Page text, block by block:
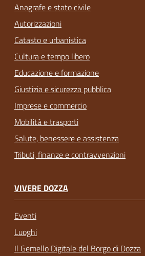
Anagrafe e stato civile
Autorizzazioni
Catasto e urbanistica
Cultura e tempo libero
Educazione e formazione
Giustizia e sicurezza pubblica
Imprese e commercio
Mobilità e trasporti
Salute, benessere e assistenza
Tributi, finanze e contravvenzioni
VIVERE DOZZA
Eventi
Luoghi
Il Gemello Digitale del Borgo di Dozza